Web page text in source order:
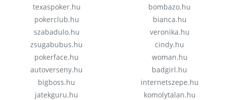
texaspoker.hu
pokerclub.hu
szabadulo.hu
zsugabubus.hu
pokerface.hu
autoverseny.hu
bigboss.hu
jatekguru.hu
bombazo.hu
bianca.hu
veronika.hu
cindy.hu
woman.hu
badgirl.hu
internetszepe.hu
komolytalan.hu